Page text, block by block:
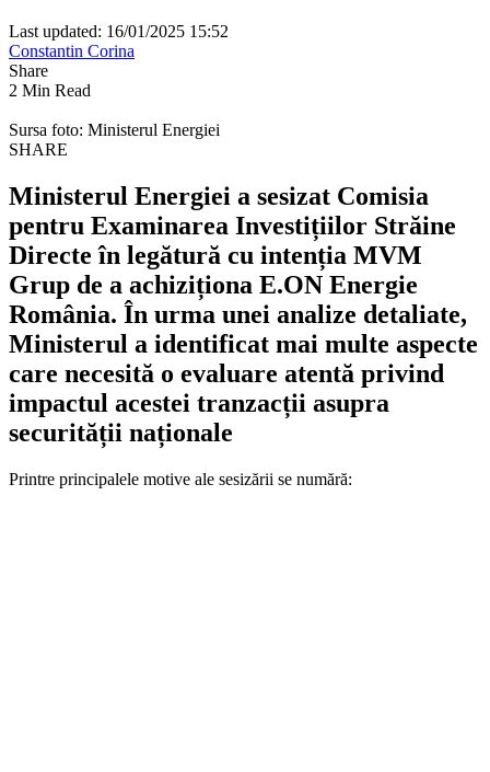
Last updated: 16/01/2025 15:52
Constantin Corina
Share
2 Min Read
Sursa foto: Ministerul Energiei
SHARE
Ministerul Energiei a sesizat Comisia
pentru Examinarea Investițiilor Străine
Directe în legătură cu intenția MVM
Grup de a achiziționa E.ON Energie
România. În urma unei analize detaliate,
Ministerul a identificat mai multe aspecte
care necesită o evaluare atentă privind
impactul acestei tranzacții asupra
securității naționale
Printre principalele motive ale sesizării se numără: